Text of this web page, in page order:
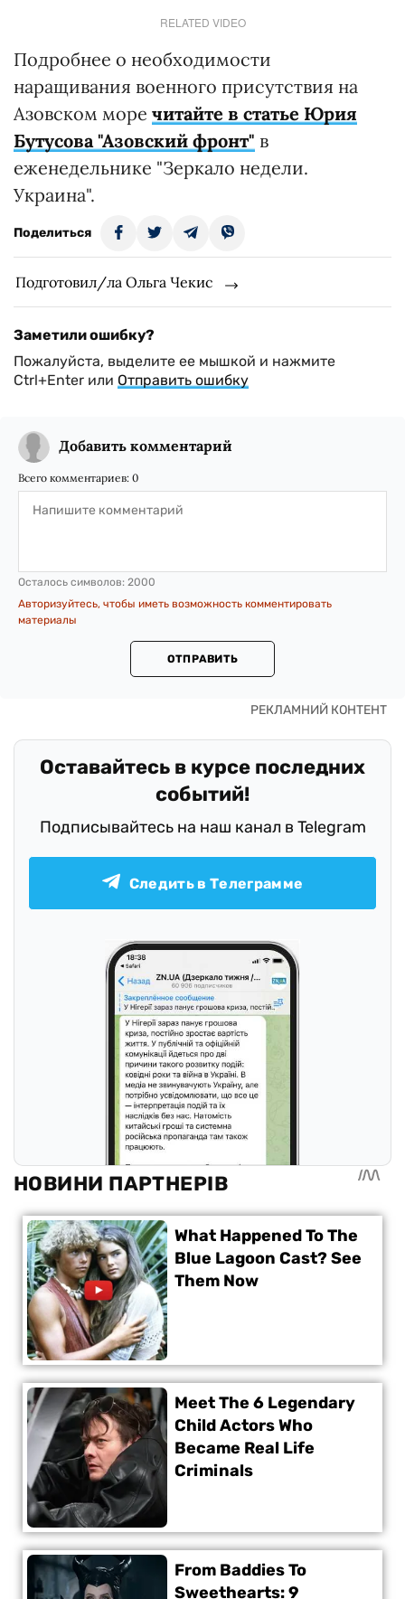
RELATED VIDEO
Подробнее о необходимости
наращивания военного присутствия на
Азовском море читайте в статье Юрия
Бутусова "Азовский фронт" в
еженедельнике "Зеркало недели.
Украина".
Поделиться
Подготовил/ла Ольга Чекис
Заметили ошибку?
Пожалуйста, выделите ее мышкой и нажмите
Ctrl+Enter или Отправить ошибку
Добавить комментарий
Всего комментариев: 0
Осталось символов: 2000
Авторизуйтесь, чтобы иметь возможность комментировать
материалы
ОТПРАВИТЬ
Оставайтесь в курсе последних
событий!
Подписывайтесь на наш канал в Telegram
Следить в Телеграмме